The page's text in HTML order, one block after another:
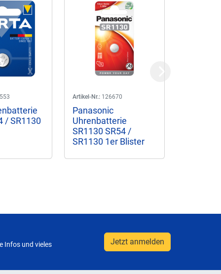
/ SR1130
Artikel-Nr.: 126670
Panasonic
Uhrenbatterie
SR1130 SR54 /
SR1130 1er Blister
Infos und vieles Jetzt anmelden